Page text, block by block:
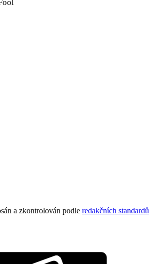
a zkontrolován podle redakčních standardů